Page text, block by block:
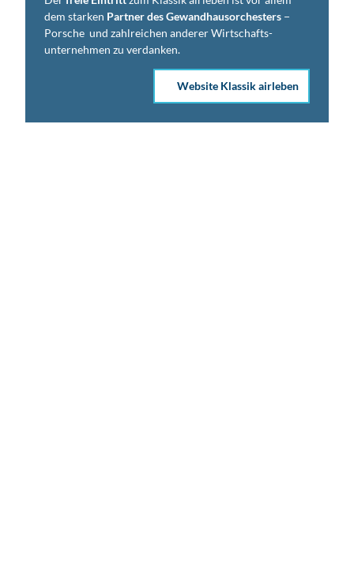
dem starken Partner des Gewandhausorchesters −
Porsche ­ und zahlreichen anderer Wirtschafts­
unternehmen zu verdanken.
Website Klassik airleben